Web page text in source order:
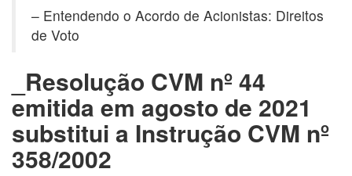
– Entendendo o Acordo de Acionistas: Direitos
de Voto
_Resolução CVM nº 44
emitida em agosto de 2021
substitui a Instrução CVM nº
358/2002